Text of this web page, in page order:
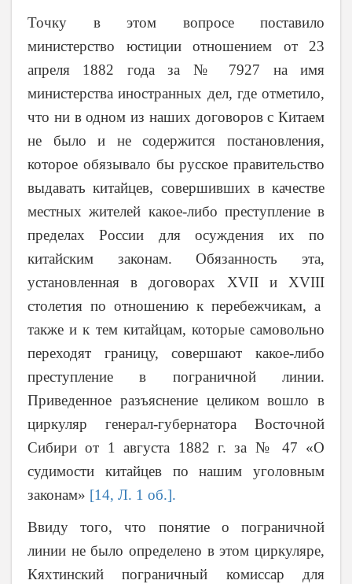
Точку в этом вопросе поставило
министерство юстиции отношением от 23
апреля 1882 года за № 7927 на имя
министерства иностранных дел, где отметило,
что ни в одном из наших договоров с Китаем
не было и не содержится постановления,
которое обязывало бы русское правительство
выдавать китайцев, совершивших в качестве
местных жителей какое-либо преступление в
пределах России для осуждения их по
китайским законам. Обязанность эта,
установленная в договорах XVIIи XVIII
столетия по отношению к перебежчикам, а
также и к тем китайцам, которые самовольно
переходят границу, совершают какое-либо
преступление в пограничной линии.
Приведенное разъяснение целиком вошло в
циркуляр генерал-губернатора Восточной
Сибири от 1 августа 1882 г. за № 47 «О
судимости китайцев по нашим уголовным
законам» [14, Л. 1 об.].
Ввиду того, что понятие о пограничной
линии не было определено в этом циркуляре,
Кяхтинский пограничный комиссар для